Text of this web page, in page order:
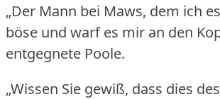
„Der Mann bei Maws, dem ich
böse und warf es mir an den
entgegnete Poole.
„Wissen Sie gewiß, dass dies